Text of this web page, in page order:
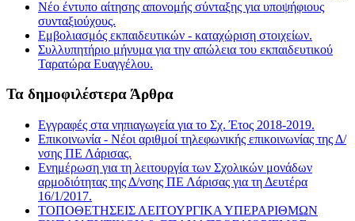
Νέο έντυπο αίτησης απονομής σύνταξης για υποψήφιους
συνταξιούχους.
Εμβολιασμός εκπαιδευτικών - καταχώριση στοιχείων.
Συλλυπητήριο μήνυμα για την απώλεια του εκπαιδευτικού
Ταρατώρα Ευαγγέλου.
Τα δημοφιλέστερα Άρθρα
Εγγραφές στα νηπιαγωγεία για το Σχ. Έτος 2018-2019.
Επικοινωνία - Νέοι αριθμοί τηλεφωνικής επικοινωνίας της Δ/
νσης ΠΕ Λάρισας.
Ενημέρωση για τη λειτουργία των Σχολικών μονάδων
αρμοδιότητας της Δ/νσης ΠΕ Λάρισας για τη Δευτέρα
16/1/2017.
ΤΟΠΟΘΕΤΗΣΕΙΣ ΛΕΙΤΟΥΡΓΙΚΑ ΥΠΕΡΑΡΙΘΜΩΝ